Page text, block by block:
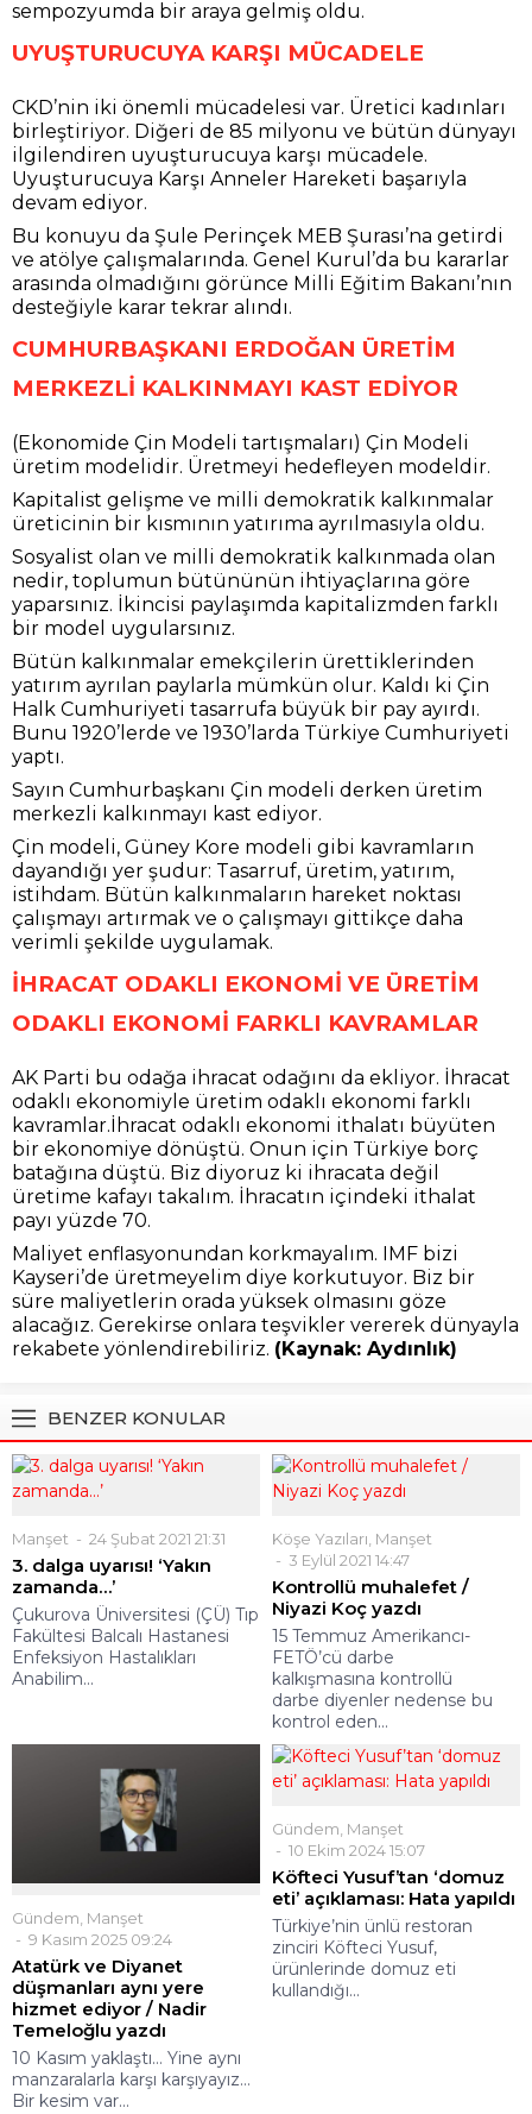
sempozyumda bir araya gelmiş oldu.
UYUŞTURUCUYA KARŞI MÜCADELE
CKD’nin iki önemli mücadelesi var. Üretici kadınları
birleştiriyor. Diğeri de 85 milyonu ve bütün dünyayı
ilgilendiren uyuşturucuya karşı mücadele.
Uyuşturucuya Karşı Anneler Hareketi başarıyla
devam ediyor.
Bu konuyu da Şule Perinçek MEB Şurası’na getirdi
ve atölye çalışmalarında. Genel Kurul’da bu kararlar
arasında olmadığını görünce Milli Eğitim Bakanı’nın
desteğiyle karar tekrar alındı.
CUMHURBAŞKANI ERDOĞAN ÜRETİM
MERKEZLİ KALKINMAYI KAST EDİYOR
(Ekonomide Çin Modeli tartışmaları) Çin Modeli
üretim modelidir. Üretmeyi hedefleyen modeldir.
Kapitalist gelişme ve milli demokratik kalkınmalar
üreticinin bir kısmının yatırıma ayrılmasıyla oldu.
Sosyalist olan ve milli demokratik kalkınmada olan
nedir, toplumun bütününün ihtiyaçlarına göre
yaparsınız. İkincisi paylaşımda kapitalizmden farklı
bir model uygularsınız.
Bütün kalkınmalar emekçilerin ürettiklerinden
yatırım ayrılan paylarla mümkün olur. Kaldı ki Çin
Halk Cumhuriyeti tasarrufa büyük bir pay ayırdı.
Bunu 1920’lerde ve 1930’larda Türkiye Cumhuriyeti
yaptı.
Sayın Cumhurbaşkanı Çin modeli derken üretim
merkezli kalkınmayı kast ediyor.
Çin modeli, Güney Kore modeli gibi kavramların
dayandığı yer şudur: Tasarruf, üretim, yatırım,
istihdam. Bütün kalkınmaların hareket noktası
çalışmayı artırmak ve o çalışmayı gittikçe daha
verimli şekilde uygulamak.
İHRACAT ODAKLI EKONOMİ VE ÜRETİM
ODAKLI EKONOMİ FARKLI KAVRAMLAR
AK Parti bu odağa ihracat odağını da ekliyor. İhracat
odaklı ekonomiyle üretim odaklı ekonomi farklı
kavramlar.İhracat odaklı ekonomi ithalatı büyüten
bir ekonomiye dönüştü. Onun için Türkiye borç
batağına düştü. Biz diyoruz ki ihracata değil
üretime kafayı takalım. İhracatın içindeki ithalat
payı yüzde 70.
Maliyet enflasyonundan korkmayalım. IMF bizi
Kayseri’de üretmeyelim diye korkutuyor. Biz bir
süre maliyetlerin orada yüksek olmasını göze
alacağız. Gerekirse onlara teşvikler vererek dünyayla
rekabete yönlendirebiliriz. (Kaynak: Aydınlık)
BENZER KONULAR
Manşet 24 Şubat 2021 21:31
3. dalga uyarısı! ‘Yakın
zamanda…’
Çukurova Üniversitesi (ÇÜ) Tıp
Fakültesi Balcalı Hastanesi
Enfeksiyon Hastalıkları
Anabilim...
Köşe Yazıları Manşet
3 Eylül 2021 14:47
Kontrollü muhalefet /
Niyazi Koç yazdı
15 Temmuz Amerikancı-
FETÖ’cü darbe
kalkışmasına kontrollü
darbe diyenler nedense bu
kontrol eden...
Gündem, Manşet
9 Kasım 2025 09:24
Atatürk ve Diyanet
düşmanları aynı yere
hizmet ediyor / Nadir
Temeloğlu yazdı
10 Kasım yaklaştı… Yine aynı
manzaralarla karşı karşıyayız…
Bir kesim var...
Gündem Manşet
10 Ekim 2024 15:07
Köfteci Yusuf’tan ‘domuz
eti’ açıklaması: Hata yapıldı
Türkiye’nin ünlü restoran
zinciri Köfteci Yusuf,
ürünlerinde domuz eti
kullandığı...